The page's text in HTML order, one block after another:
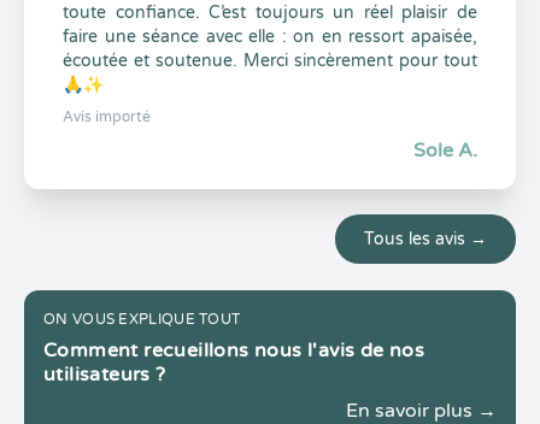
toute confiance. C’est toujours un réel plaisir de
faire une séance avec elle : on en ressort apaisée,
écoutée et soutenue. Merci sincèrement pour tout
🙏✨
Avis importé
Sole A.
Tous les avis →
ON VOUS EXPLIQUE TOUT
Comment recueillons nous l'avis de nos
utilisateurs ?
En savoir plus →